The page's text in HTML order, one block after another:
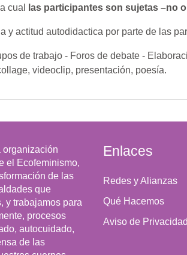
cual
las participantes son sujetas –no
y actitud autodidactica por parte de las
de trabajo - Foros de debate -
videoclip, presentación, poesía.
organización
el Ecofeminismo,
de las
que
y trabajamos para
procesos
autocuidado,
de las
Enlaces
Redes y Alianzas
Qué Hacemos
Aviso de Privacidad